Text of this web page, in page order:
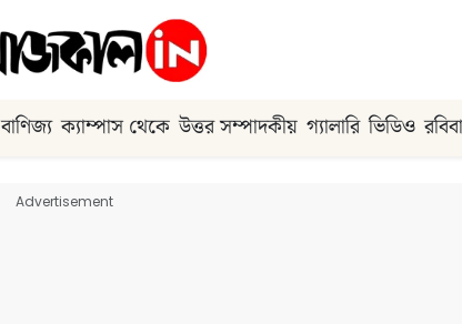
বাণিজ্য ক্যাম্পাস থেকে উত্তর সম্পাদকীয় গ্যালারি ভিডিও
Advertisement